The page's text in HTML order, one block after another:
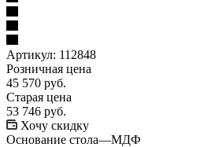
Артикул: 112848
Розничная цена
45 570 руб.
Старая цена
53 746 руб.
Хочу скидку
Основание стола—МДФ